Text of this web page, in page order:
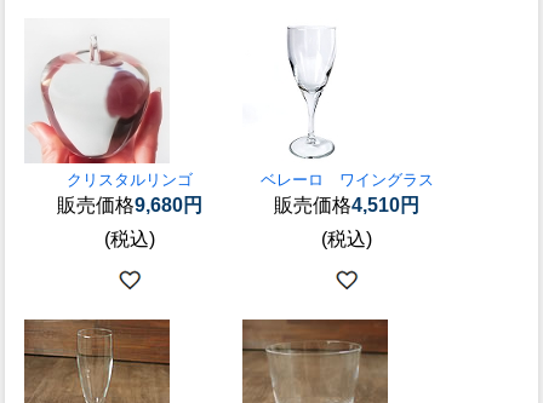
クリスタルリンゴ
販売価格9,680円
(税込)
ベレーロ ワイングラス
販売価格4,510円
(税込)